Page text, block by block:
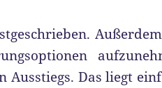
Das liegt